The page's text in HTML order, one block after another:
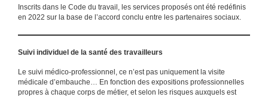
Inscrits dans le Code du travail, les services proposés ont été redéfinis
en 2022 sur la base de l’accord conclu entre les partenaires sociaux.
Suivi individuel de la santé des travailleurs
Le suivi médico-professionnel, ce n’est pas uniquement la visite
médicale d’embauche… En fonction des expositions professionnelles
propres à chaque corps de métier, et selon les risques auxquels est